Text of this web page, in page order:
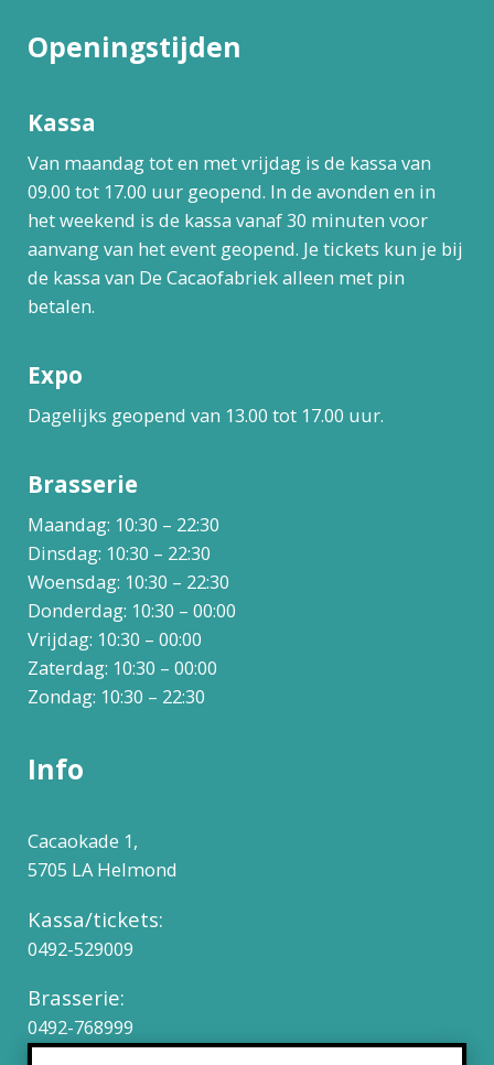
Openingstijden
Kassa
Van maandag tot en met vrijdag is de kassa van
09.00 tot 17.00 uur geopend. In de avonden en in
het weekend is de kassa vanaf 30 minuten voor
aanvang van het event geopend. Je tickets kun je bij
de kassa van De Cacaofabriek alleen met pin
betalen.
Expo
Dagelijks geopend van 13.00 tot 17.00 uur.
Brasserie
Maandag: 10:30 – 22:30
Dinsdag: 10:30 – 22:30
Woensdag: 10:30 – 22:30
Donderdag: 10:30 – 00:00
Vrijdag: 10:30 – 00:00
Zaterdag: 10:30 – 00:00
Zondag: 10:30 – 22:30
Info
Cacaokade 1,
5705 LA Helmond
Kassa/tickets:
0492-529009
Brasserie:
0492-768999